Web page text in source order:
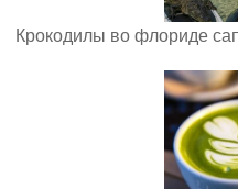
Крокодилы во флориде